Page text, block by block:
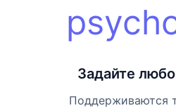
Задайте
Поддерживаются